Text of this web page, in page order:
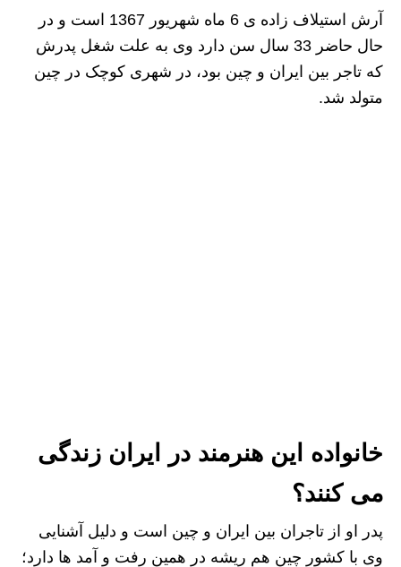
آرش استیلاف زاده ی 6 ماه شهریور 1367 است و در
حال حاضر 33 سال سن دارد وی به علت شغل پدرش
که تاجر بین ایران و چین بود، در شهری کوچک در چین
متولد شد.
خانواده این هنرمند در ایران زندگی
می کنند؟
پدر او از تاجران بین ایران و چین است و دلیل آشنایی
وی با کشور چین هم ریشه در همین رفت و آمد ها دارد؛